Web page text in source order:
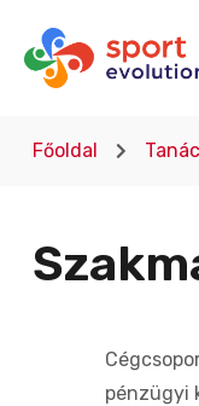
Főoldal
pénzügyi